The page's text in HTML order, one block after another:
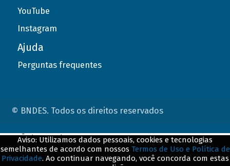
YouTube
Instagram
Ajuda
Perguntas frequentes
© BNDES. Todos os direitos reservados
Aviso: Utilizamos dados pessoais, cookies e tecnologias
semelhantes de acordo com nossos Termos de Uso e Política de
Privacidade. Ao continuar navegando, você concorda com estas
ConteÃºdo complementar
${title}${badge}